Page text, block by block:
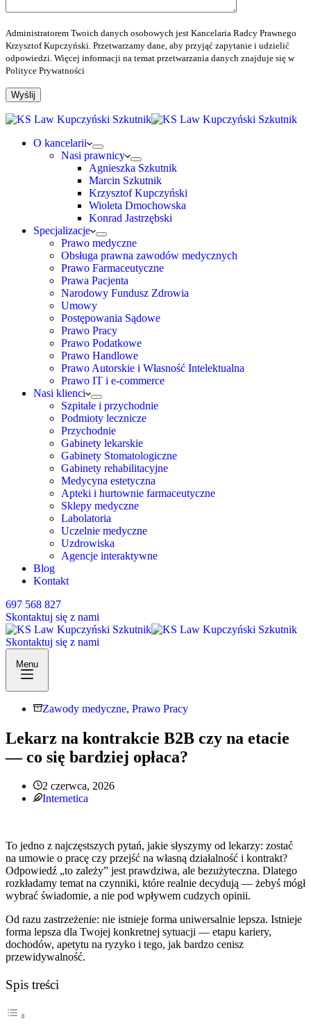
Administratorem Twoich danych osobowych jest Kancelaria Radcy Prawnego
Krzysztof Kupczyński. Przetwarzamy dane, aby przyjąć zapytanie i udzielić
odpowiedzi. Więcej informacji na temat przetwarzania danych znajduje się w
Polityce Prywatności
O kancelarii
Nasi prawnicy
Agnieszka Szkutnik
Marcin Szkutnik
Krzysztof Kupczyński
Wioleta Dmochowska
Konrad Jastrzębski
Specjalizacje
Prawo medyczne
Obsługa prawna zawodów medycznych
Prawo Farmaceutyczne
Prawa Pacjenta
Narodowy Fundusz Zdrowia
Umowy
Postępowania Sądowe
Prawo Pracy
Prawo Podatkowe
Prawo Handlowe
Prawo Autorskie i Własność Intelektualna
Prawo IT i e-commerce
Nasi klienci
Szpitale i przychodnie
Podmioty lecznicze
Przychodnie
Gabinety lekarskie
Gabinety Stomatologiczne
Gabinety rehabilitacyjne
Medycyna estetyczna
Apteki i hurtownie farmaceutyczne
Sklepy medyczne
Labolatoria
Uczelnie medyczne
Uzdrowiska
Agencje interaktywne
Blog
Kontakt
697 568 827
Skontaktuj się z nami
Skontaktuj się z nami
Menu
Zawody medyczne, Prawo Pracy
Lekarz na kontrakcie B2B czy na etacie
— co się bardziej opłaca?
2 czerwca, 2026
Internetica
To jedno z najczęstszych pytań, jakie słyszymy od lekarzy: zostać
na umowie o pracę czy przejść na własną działalność i kontrakt?
Odpowiedź „to zależy” jest prawdziwa, ale bezużyteczna. Dlatego
rozkładamy temat na czynniki, które realnie decydują — żebyś mógł
wybrać świadomie, a nie pod wpływem cudzych opinii.
Od razu zastrzeżenie: nie istnieje forma uniwersalnie lepsza. Istnieje
forma lepsza dla Twojej konkretnej sytuacji — etapu kariery,
dochodów, apetytu na ryzyko i tego, jak bardzo cenisz
przewidywalność.
Spis treści